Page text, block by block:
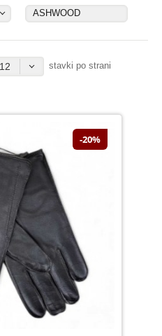
ASHWOOD
12 stavki po strani
-20%